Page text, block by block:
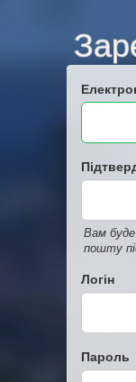
Вам
пошту
Логін
Пароль